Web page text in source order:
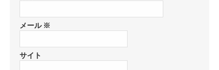
メール ※
サイト